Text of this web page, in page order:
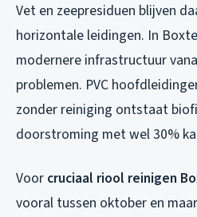
Vet en zeepresiduen blijven
horizontale leidingen. In
modernere infrastructuur
problemen. PVC
zonder reiniging ontstaat
doorstroming met wel 30%
Voor cruciaal riool reinigen
vooral tussen oktober en